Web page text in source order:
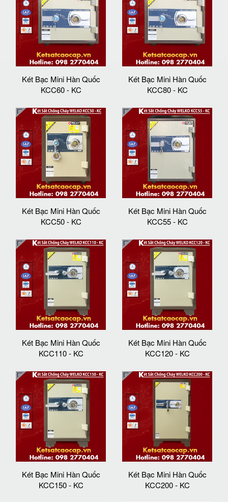
Két Bạc Mini Hàn Quốc
KCC60 - KC
Két Bạc Mini Hàn Quốc
KCC80 - KC
Két Bạc Mini Hàn Quốc
KCC50 - KC
Két Bạc Mini Hàn Quốc
KCC55 - KC
Két Bạc Mini Hàn Quốc
KCC110 - KC
Két Bạc Mini Hàn Quốc
KCC120 - KC
Két Bạc Mini Hàn Quốc
KCC150 - KC
Két Bạc Mini Hàn Quốc
KCC200 - KC